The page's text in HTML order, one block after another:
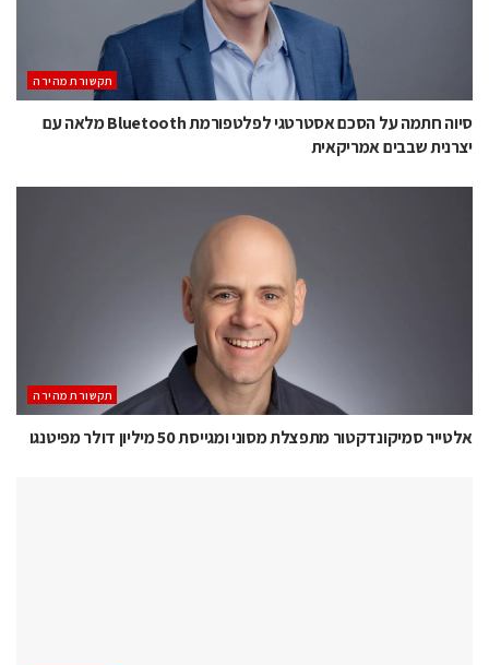
תקשורת מהירה
סיוה חתמה על הסכם אסטרטגי לפלטפורמת Bluetooth מלאה עם
יצרנית שבבים אמריקאית
תקשורת מהירה
אלטייר סמיקונדקטור מתפצלת מסוני ומגייסת 50 מיליון דולר מפיטנגו